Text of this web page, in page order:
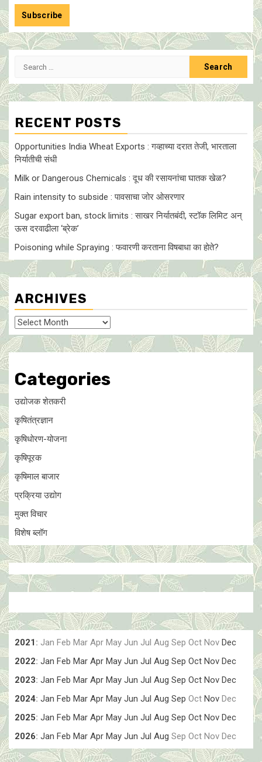
Search
RECENT POSTS
Opportunities India Wheat Exports : गव्हाच्या दरात तेजी, भारताला
निर्यातीची संधी
Milk or Dangerous Chemicals : दूध की रसायनांचा घातक खेळ?
Rain intensity to subside : पावसाचा जोर ओसरणार
Sugar export ban, stock limits : साखर निर्यातबंदी, स्टॉक लिमिट अन्
ऊस दरवाढीला ‘ब्रेक’
Poisoning while Spraying : फवारणी करताना विषबाधा का हाेते?
ARCHIVES
Archives
Categories
उद्योजक शेतकरी
कृषितंत्रज्ञान
कृषिधोरण-योजना
कृषिपूरक
कृषिमाल बाजार
प्रक्रिया उद्योग
मुक्त विचार
विशेष ब्लॉग
2021 : Jan Feb Mar Apr May Jun Jul Aug Sep Oct Nov Dec
2022: Jan Feb Mar Apr May Jun Jul Aug Sep Oct Nov Dec
2023: Jan Feb Mar Apr May Jun Jul Aug Sep Oct Nov Dec
2024: Jan Feb Mar Apr May Jun Jul Aug Sep Oct Nov Dec
2025: Jan Feb Mar Apr May Jun Jul Aug Sep Oct Nov Dec
2026: Jan Feb Mar Apr May Jun Jul Aug Sep Oct Nov Dec